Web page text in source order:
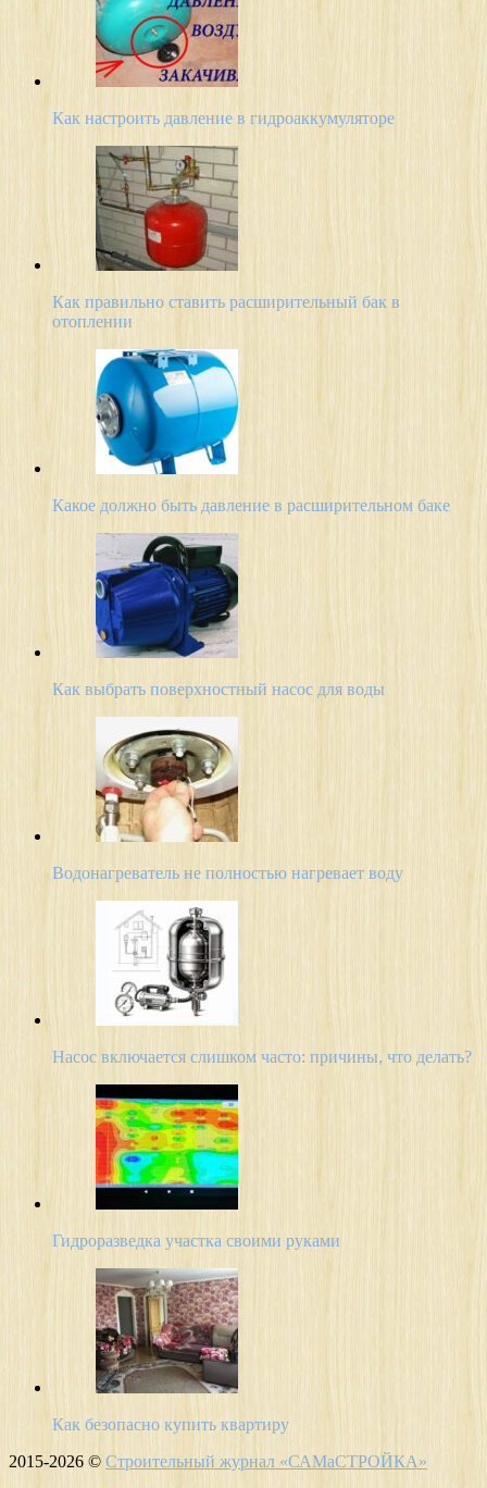
Как настроить давление в гидроаккумуляторе
Как правильно ставить расширительный бак в
отоплении
Какое должно быть давление в расширительном баке
Как выбрать поверхностный насос для воды
Водонагреватель не полностью нагревает воду
Насос включается слишком часто: причины, что делать?
Гидроразведка участка своими руками
Как безопасно купить квартиру
2015-2026 © Строительный журнал «САМаСТРОЙКА»